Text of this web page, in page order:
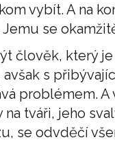
vybít. A na
se
člověk, který
s
problémem. A
tváři, jeho
se odvděčí